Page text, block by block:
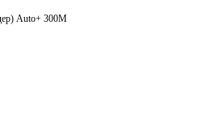
Auto+ 300M